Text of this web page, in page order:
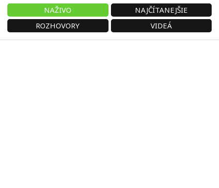
NAŽIVO
NAJČÍTANEJŠIE
ROZHOVORY
VIDEÁ